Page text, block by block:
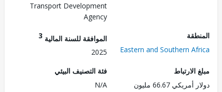
Transport Development
Eastern and Southern
الموافقة للسنة المالية3
2025
66.67 مليون
فئة التصنيف البيئي